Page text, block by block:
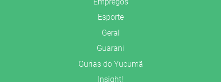
Esporte
Geral
Guarani
Gurias do Yucumã
Insight!